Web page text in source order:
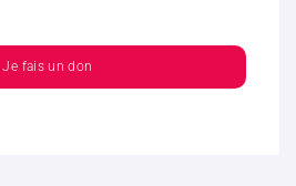
Je fais un don